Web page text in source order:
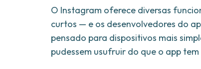
O Instagram oferece diversas
curtos — e os desenvolvedores do
pensado para dispositivos mais
pudessem usufruir do que o app